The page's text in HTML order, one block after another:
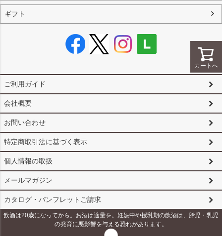
カートへ
ギフト
ご利用ガイド
会社概要
お問い合わせ
特定商取引法に基づく表示
個人情報の取扱
メールマガジン
カタログ・パンフレットご請求
飲酒は20歳になってから。お酒は適量を。妊娠中や授乳期の飲酒は、胎児・乳児
の発育に悪影響を与える恐れがあります。